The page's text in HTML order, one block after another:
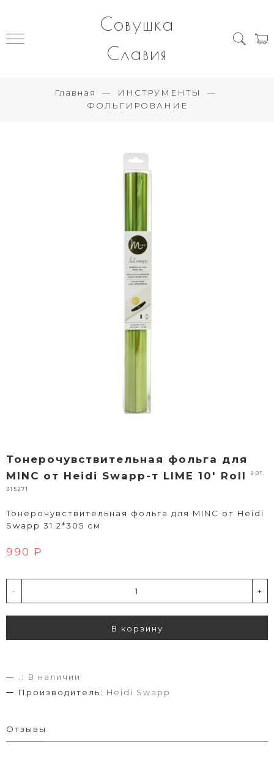
Совушка
Славия
Главная
ИНСТРУМЕНТЫ
ФОЛЬГИРОВАНИЕ
Тонерочувствительная фольга для
MINC от Heidi Swapp-т LIME 10' Roll
арт.
315271
Тонерочувствительная фольга для MINC от Heidi
Swapp 31.2*305 см
990 ₽
- +
В корзину
.:
В наличии
Производитель: Heidi Swapp
Отзывы